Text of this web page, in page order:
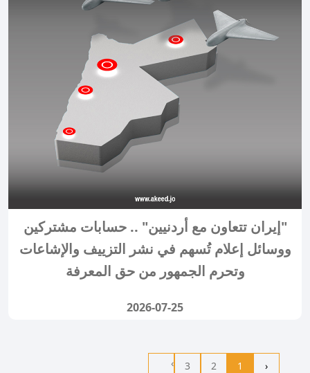
"إيران تتعاون مع أردنيين" .. حسابات مشتركين
ووسائل إعلام تُسهم في نشر التزييف والإشاعات
وتحرم الجمهور من حق المعرفة
2026-07-25
‹
1
2
3
›